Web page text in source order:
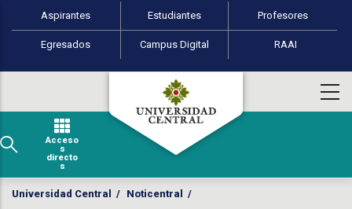
Pasar al contenido principal
Perfiles de usuario
Aspirantes Estudiantes Profesores
Egresados Campus Digital RAAI
Acceso
s
directo
s
Universidad Central / Noticentral /